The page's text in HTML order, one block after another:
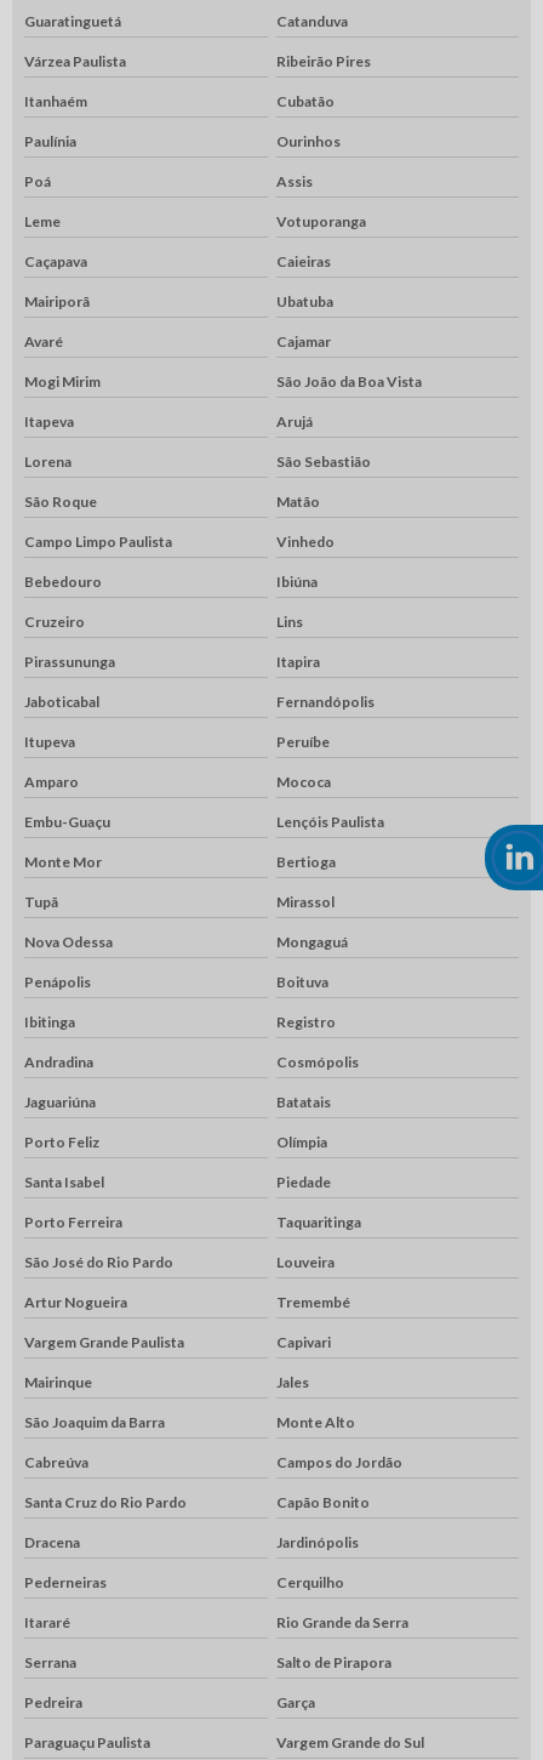
Guaratinguetá Catanduva
Várzea Paulista Ribeirão Pires
Itanhaém Cubatão
Paulínia Ourinhos
Poá Assis
Leme Votuporanga
Caçapava Caieiras
Mairiporã Ubatuba
Avaré Cajamar
Mogi Mirim São João da Boa Vista
Itapeva Arujá
Lorena São Sebastião
São Roque Matão
Campo Limpo Paulista Vinhedo
Bebedouro Ibiúna
Cruzeiro Lins
Pirassununga Itapira
Jaboticabal Fernandópolis
Itupeva Peruíbe
Amparo Mococa
Embu-Guaçu Lençóis Paulista
Monte Mor Bertioga
Tupã Mirassol
Nova Odessa Mongaguá
Penápolis Boituva
Ibitinga Registro
Andradina Cosmópolis
Jaguariúna Batatais
Porto Feliz Olímpia
Santa Isabel Piedade
Porto Ferreira Taquaritinga
São José do Rio Pardo Louveira
Artur Nogueira Tremembé
Vargem Grande Paulista Capivari
Mairinque Jales
São Joaquim da Barra Monte Alto
Cabreúva Campos do Jordão
Santa Cruz do Rio Pardo Capão Bonito
Dracena Jardinópolis
Pederneiras Cerquilho
Itararé Rio Grande da Serra
Serrana Salto de Pirapora
Pedreira Garça
Paraguaçu Paulista Vargem Grande do Sul